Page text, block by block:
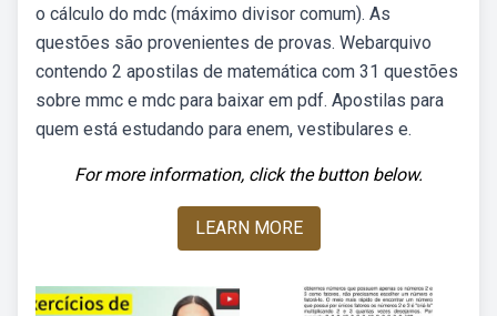
o cálculo do mdc (máximo divisor comum). As
questões são provenientes de provas. Webarquivo
contendo 2 apostilas de matemática com 31 questões
sobre mmc e mdc para baixar em pdf. Apostilas para
quem está estudando para enem, vestibulares e.
For more information, click the button below.
LEARN MORE